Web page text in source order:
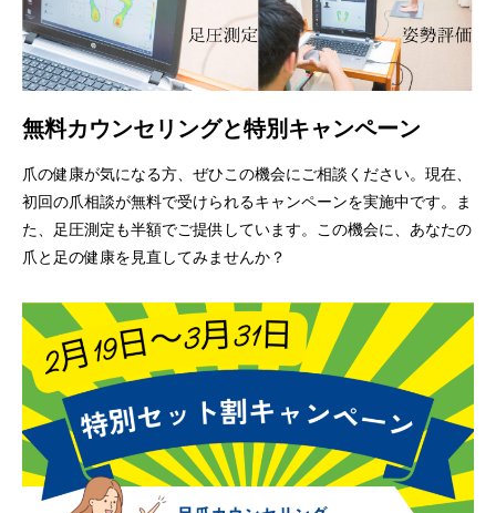
無料カウンセリングと特別キャンペーン
爪の健康が気になる方、ぜひこの機会にご相談ください。現在、
初回の爪相談が無料で受けられるキャンペーンを実施中です。ま
た、足圧測定も半額でご提供しています。この機会に、あなたの
爪と足の健康を見直してみませんか？